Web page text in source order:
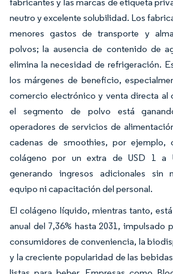
neutro y excelente solubilidad. Los
menores gastos de transporte y
polvos; la ausencia de contenido de
elimina la necesidad de refrigeración.
los márgenes de beneficio,
comercio electrónico y venta directa al
el segmento de polvo está
operadores de servicios de
cadenas de smoothies, por ejemplo,
colágeno por un extra de USD 1 a
generando ingresos adicionales sin
equipo ni capacitación del personal.
El colágeno líquido, mientras tanto,
anual del 7,36% hasta 2031, impulsado
consumidores de conveniencia, la
y la creciente popularidad de las